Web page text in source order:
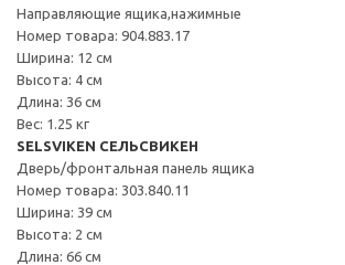
Направляющие ящика,нажимные
Номер товара: 904.883.17
Ширина: 12 см
Высота: 4 см
Длина: 36 см
Вес: 1.25 кг
SELSVIKEN СЕЛЬСВИКЕН
Дверь/фронтальная панель ящика
Номер товара: 303.840.11
Ширина: 39 см
Высота: 2 см
Длина: 66 см